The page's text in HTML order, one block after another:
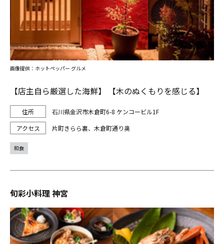
【店主自ら厳選した海鮮】 【木のぬくもりを感じる】
石川県金沢市木倉町6-8 ケンコービル1F
片町きらら裏、木倉町通り奥
画像提供：ホットペッパー グルメ
和食
旬彩小料理 神宮